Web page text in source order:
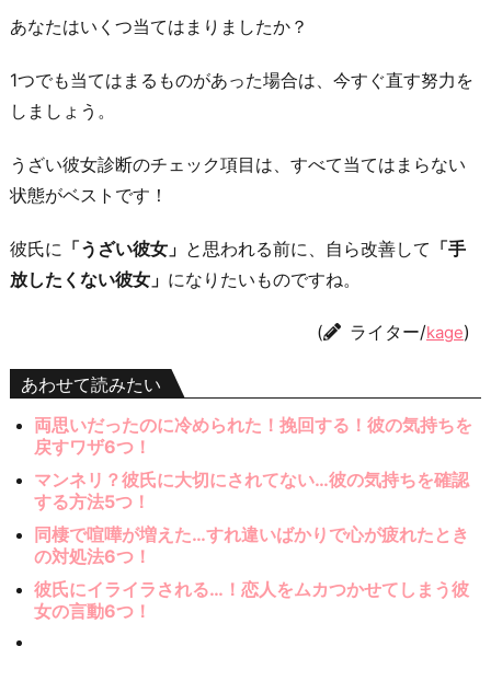
あなたはいくつ当てはまりましたか？
1つでも当てはまるものがあった場合は、今すぐ直す努力を
しましょう。
うざい彼女診断のチェック項目は、すべて当てはまらない
状態がベストです！
彼氏に 「うざい彼女」 と思われる前に、自ら改善して 「手
放したくない彼女」 になりたいものですね。
( ライター/kage)
あわせて読みたい
両思いだったのに冷められた！挽回する！彼の気持ちを
戻すワザ6つ！
マンネリ？彼氏に大切にされてない…彼の気持ちを確認
する方法5つ！
同棲で喧嘩が増えた…すれ違いばかりで心が疲れたとき
の対処法6つ！
彼氏にイライラされる…！恋人をムカつかせてしまう彼
女の言動6つ！